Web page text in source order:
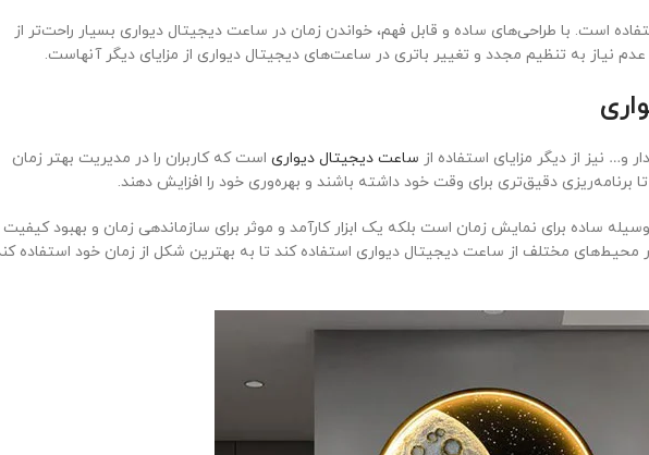
است. با طراحی‌های ساده و قابل فهم، خواندن زمان در ساعت دیجیتال دیواری بسیار راحت‌تر از
نیاز به تنظیم مجدد و تغییر باتری در ساعت‌های دیجیتال دیواری از مزایای دیگر آنهاست.
و… نیز از دیگر مزایای استفاده از ساعت دیجیتال دیواری است که کاربران را در مدیریت بهتر زمان
برنامه‌ریزی دقیق‌تری برای وقت خود داشته باشند و بهره‌وری خود را افزایش دهند.
ساده برای نمایش زمان است بلکه یک ابزار کارآمد و موثر برای سازماندهی زمان و بهبود کیفیت
مختلف از ساعت دیجیتال دیواری استفاده کند تا به بهترین شکل از زمان خود استفاده